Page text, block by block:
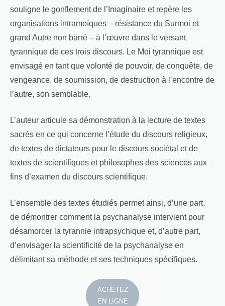
souligne le gonflement de l’Imaginaire et repère les
organisations intramoïques – résistance du Surmoi et
grand Autre non barré – à l’œuvre dans le versant
tyrannique de ces trois discours. Le Moi tyrannique est
envisagé en tant que volonté de pouvoir, de conquête, de
vengeance, de soumission, de destruction à l’encontre de
l’autre, son semblable.
L’auteur articule sa démonstration à la lecture de textes
sacrés en ce qui concerne l’étude du discours religieux,
de textes de dictateurs pour le discours sociétal et de
textes de scientifiques et philosophes des sciences aux
fins d’examen du discours scientifique.
L’ensemble des textes étudiés permet ainsi, d’une part,
de démontrer comment la psychanalyse intervient pour
désamorcer la tyrannie intrapsychique et, d’autre part,
d’envisager la scientificité de la psychanalyse en
délimitant sa méthode et ses techniques spécifiques.
ACHETEZ
EN LIGNE